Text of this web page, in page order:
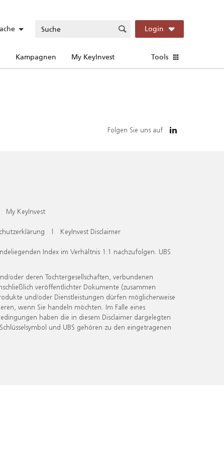
Login
Kampagnen My KeyInvest Tools
Folgen Sie uns auf
My KeyInvest
| KeyInvest Disclaimer
Index im Verhältnis 1:1 nachzufolgen. UBS
oder deren Tochtergesellschaften, verbundenen
veröffentlichter Dokumente (zusammen
und/oder Dienstleistungen dürfen möglicherweise
wenn Sie handeln möchten. Im Falle eines
haben die in diesem Disclaimer dargelegten
und UBS gehören zu den eingetragenen